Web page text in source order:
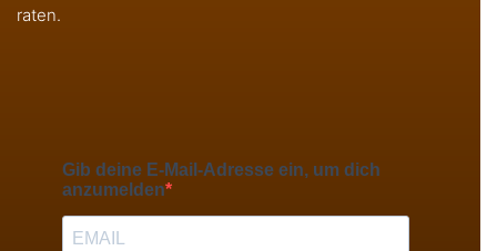
raten.